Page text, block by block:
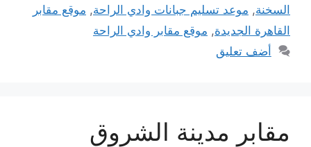
السخنة, موعد تسليم جبانات وادي الراحة, موقع مقابر
القاهرة الجديدة, موقع مقابر وادي الراحة
أضف تعليق
مقابر مدينة الشروق